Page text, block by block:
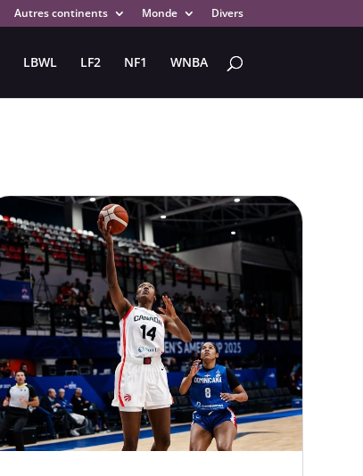
Autres continents Monde Divers
LBWL LF2 NF1 WNBA